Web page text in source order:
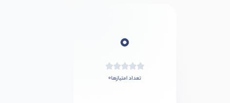
0
تعداد امتیازها0